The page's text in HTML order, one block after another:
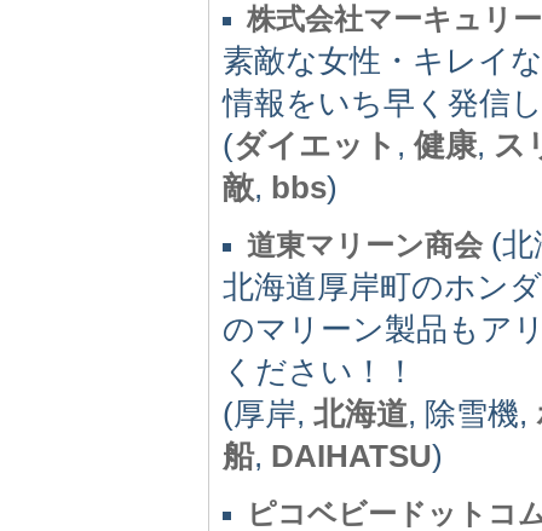
株式会社マーキュリー
素敵な女性・キレイ
情報をいち早く発信
(ダイエット , 健康, ス
敵, bbs)
道東マリーン商会(北
北海道厚岸町のホン
のマリーン製品もア
ください！！
(厚岸, 北海道, 除雪機,
船, DAIHATSU)
ピコベビードットコ